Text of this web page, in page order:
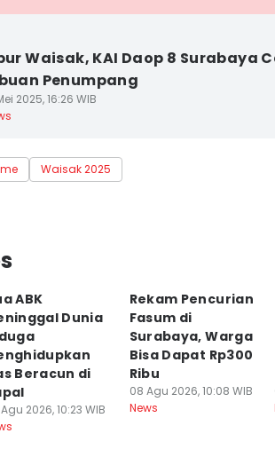
Waisak, KAI Daop 8 Surabaya
Penumpang
2025, 16:26 WIB
Waisak 2025
ABK
Dunia
Beracun di
2026, 10:23 WIB
Rekam Pencurian
Fasum di
Surabaya, Warga
Bisa Dapat Rp300
Ribu
08 Agu 2026, 10:08 WIB
News